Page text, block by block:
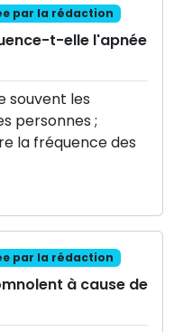
par la rédaction
t-elle l'apnée
souvent les
personnes ;
la fréquence des
par la rédaction
à cause de